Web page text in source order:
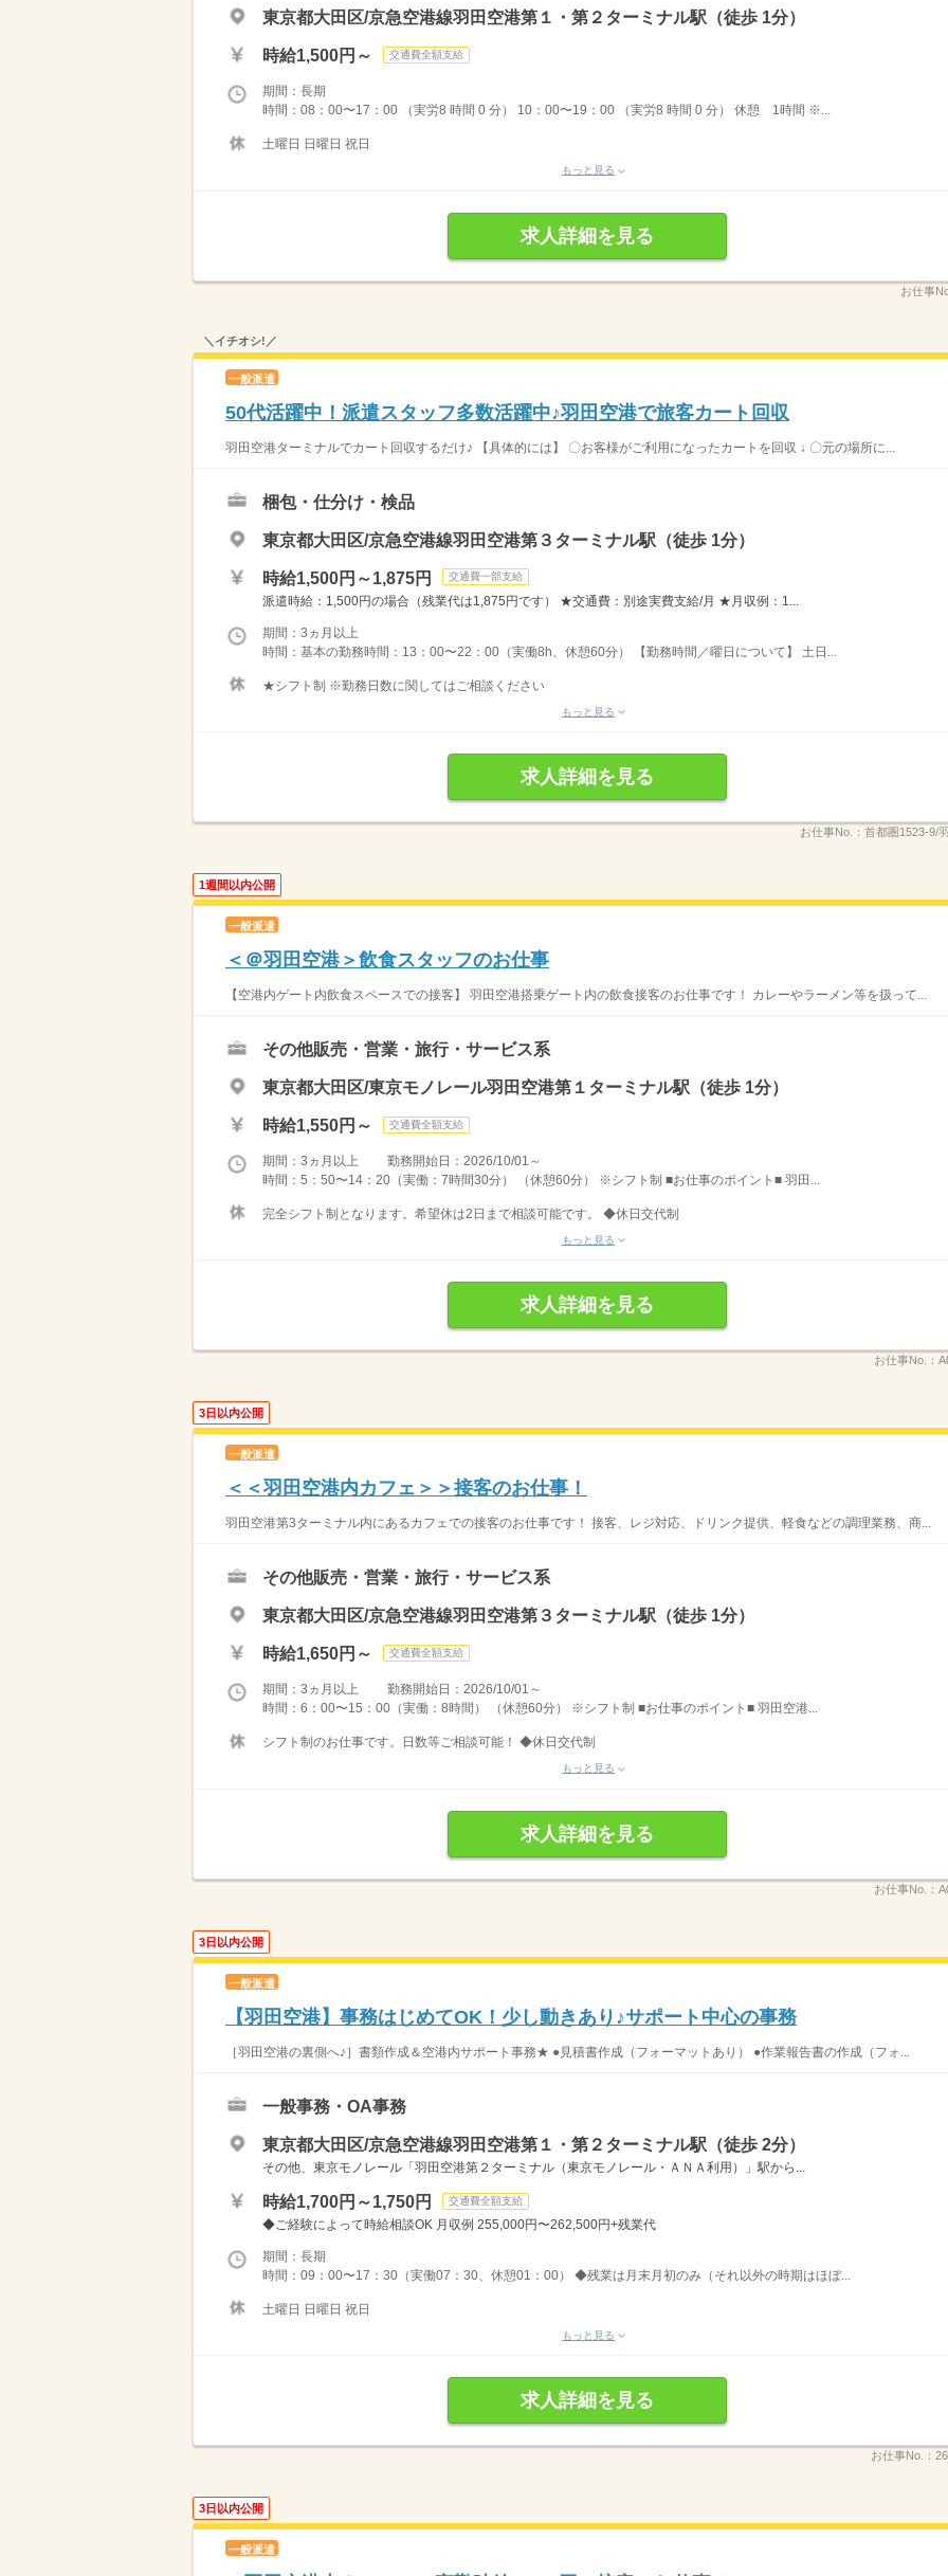
東京都大田区/京急空港線羽田空港第１・第２ターミナル駅（徒歩 1分）
時給1,500円～ 交通費全額支給
期間：長期
時間：08：00〜17：00 （実労8 時間 0 分） 10：00〜19：00 （実労8 時間 0 分） 休憩 1時間 ※...
土曜日 日曜日 祝日
もっと見る
求人詳細を見る
お仕事
＼イチオシ!／
一般派遣
50代活躍中！派遣スタッフ多数活躍中♪羽田空港で旅客カート回収
羽田空港ターミナルでカート回収するだけ♪ 【具体的には】 〇お客様がご利用になったカートを回収 ↓ 〇元の場所に...
梱包・仕分け・検品
東京都大田区/京急空港線羽田空港第３ターミナル駅（徒歩 1分）
時給1,500円～1,875円 交通費一部支給
派遣時給：1,500円の場合（残業代は1,875円です） ★交通費：別途実費支給/月 ★月収例：1...
期間：3ヵ月以上
時間：基本の勤務時間：13：00〜22：00（実働8h、休憩60分） 【勤務時間／曜日について】 土日...
★シフト制 ※勤務日数に関してはご相談ください
もっと見る
求人詳細を見る
お仕事No.： 首都圏1523-9/
1週間以内公開
一般派遣
＜＠羽田空港＞飲食スタッフのお仕事
【空港内ゲート内飲食スペースでの接客】 羽田空港搭乗ゲート内の飲食接客のお仕事です！ カレーやラーメン等を扱って...
その他販売・営業・旅行・サービス系
東京都大田区/東京モノレール羽田空港第１ターミナル駅（徒歩 1分）
時給1,550円～ 交通費全額支給
期間：3ヵ月以上 勤務開始日：2026/10/01～
時間：5：50〜14：20（実働：7時間30分） （休憩60分） ※シフト制 ■お仕事のポイント■ 羽田...
完全シフト制となります。希望休は2日まで相談可能です。 ◆休日交代制
もっと見る
求人詳細を見る
お仕事No.：
3日以内公開
一般派遣
＜＜羽田空港内カフェ＞＞接客のお仕事！
羽田空港第3ターミナル内にあるカフェでの接客のお仕事です！ 接客、レジ対応、ドリンク提供、軽食などの調理業務、商...
その他販売・営業・旅行・サービス系
東京都大田区/京急空港線羽田空港第３ターミナル駅（徒歩 1分）
時給1,650円～ 交通費全額支給
期間：3ヵ月以上 勤務開始日：2026/10/01～
時間：6：00〜15：00（実働：8時間） （休憩60分） ※シフト制 ■お仕事のポイント■ 羽田空港...
シフト制のお仕事です。日数等ご相談可能！ ◆休日交代制
もっと見る
求人詳細を見る
お仕事No.：
3日以内公開
一般派遣
【羽田空港】事務はじめてOK！少し動きあり♪サポート中心の事務
［羽田空港の裏側へ♪］書類作成＆空港内サポート事務★ ●見積書作成（フォーマットあり） ●作業報告書の作成（フォ...
一般事務・OA事務
東京都大田区/京急空港線羽田空港第１・第２ターミナル駅（徒歩 2分）
その他、東京モノレール「羽田空港第２ターミナル（東京モノレール・ＡＮＡ利用）」駅から...
時給1,700円～1,750円 交通費全額支給
◆ご経験によって時給相談OK 月収例 255,000円〜262,500円+残業代
期間：長期
時間：09：00〜17：30（実働07：30、休憩01：00） ◆残業は月末月初のみ（それ以外の時期はほぼ...
土曜日 日曜日 祝日
もっと見る
求人詳細を見る
お仕事No.：
3日以内公開
一般派遣